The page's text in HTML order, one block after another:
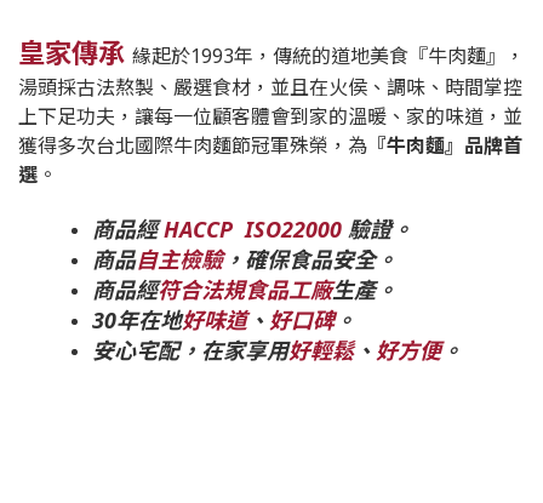
皇家傳承 緣起於1993年，傳統的道地美食『牛肉麵』，
湯頭採古法熬製、嚴選食材，並且在火侯、調味、時間掌控
上下足功夫，讓每一位顧客體會到家的溫暖、家的味道，並
獲得多次台北國際牛肉麵節冠軍殊榮，為 『牛肉麵』品牌首
選 。
商品經 HACCP ISO22000 驗證。
商品自主檢驗，確保食品安全。
商品經符合法規食品工廠生產。
30年在地好味道、 好口碑。
安心宅配，在家享用好輕鬆、 好方便。